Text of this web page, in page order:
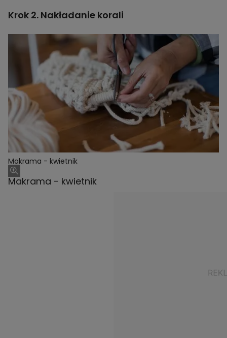
Krok 2. Nakładanie korali
Makrama - kwietnik
Makrama - kwietnik